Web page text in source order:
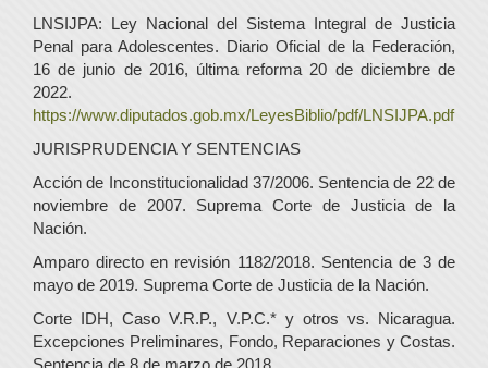
LNSIJPA: Ley Nacional del Sistema Integral de Justicia
Penal para Adolescentes. Diario Oficial de la Federación,
16 de junio de 2016, última reforma 20 de diciembre de
2022.
https://www.diputados.gob.mx/LeyesBiblio/pdf/LNSIJPA.pdf
JURISPRUDENCIA Y SENTENCIAS
Acción de Inconstitucionalidad 37/2006. Sentencia de 22 de
noviembre de 2007. Suprema Corte de Justicia de la
Nación.
Amparo directo en revisión 1182/2018. Sentencia de 3 de
mayo de 2019. Suprema Corte de Justicia de la Nación.
Corte IDH, Caso V.R.P., V.P.C.* y otros vs. Nicaragua.
Excepciones Preliminares, Fondo, Reparaciones y Costas.
Sentencia de 8 de marzo de 2018.